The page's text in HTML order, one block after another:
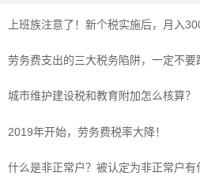
劳务费支出的三大税务陷阱，一定不要
2019年开始，劳务费税率大降！
什么是非正常户？被认定为非正常户有